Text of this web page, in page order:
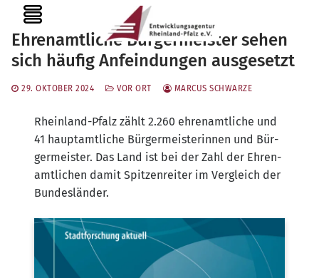
Inhalt
springen
Ehrenamtliche Bürgermeister sehen
sich häufig Anfeindungen ausgesetzt
29. OKTOBER 2024 VOR ORT MARCUS SCHWARZE
Rhein­land-Pfalz zählt 2.260 ehren­amt­li­che und
41 haupt­amt­li­che Bür­ger­meis­te­rin­nen und Bür­
ger­meis­ter. Das Land ist bei der Zahl der Ehren­
amt­li­chen damit Spit­zen­rei­ter im Ver­gleich der
Bundesländer.